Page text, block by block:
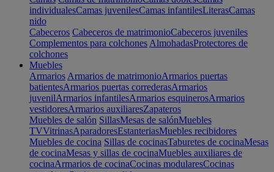
individualesCamas juvenilesCamas infantilesLiterasCamas
nido
Cabeceros Cabeceros de matrimonioCabeceros juveniles
Complementos para colchones AlmohadasProtectores de
colchones
Muebles
Armarios Armarios de matrimonioArmarios puertas
batientesArmarios puertas correderasArmarios
juvenilArmarios infantilesArmarios esquinerosArmarios
vestidoresArmarios auxiliaresZapateros
Muebles de salón SillasMesas de salónMuebles
TVVitrinasAparadoresEstanteriasMuebles recibidores
Muebles de cocina Sillas de cocinasTaburetes de cocinaMesas
de cocinaMesas y sillas de cocinaMuebles auxiliares de
cocinaArmarios de cocinaCocinas modularesCocinas